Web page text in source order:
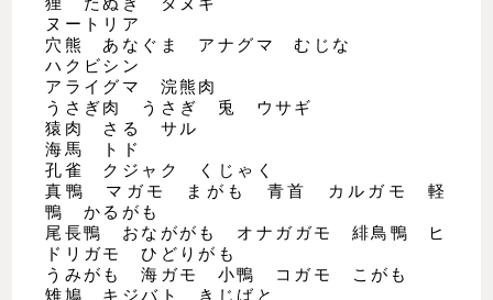
ヌートリア
穴熊 あなぐま アナグマ むじな
ハクビシン
アライグマ 浣熊肉
うさぎ肉 うさぎ 兎 ウサギ
猿肉 さる サル
海馬 トド
孔雀 クジャク くじゃく
真鴨 マガモ まがも 青首 カルガモ 軽
鴨 かるがも
尾長鴨 おなががも オナガガモ 緋鳥鴨 ヒ
ドリガモ ひどりがも
うみがも 海ガモ 小鴨 コガモ こがも
雉鳩 キジバト きじばと